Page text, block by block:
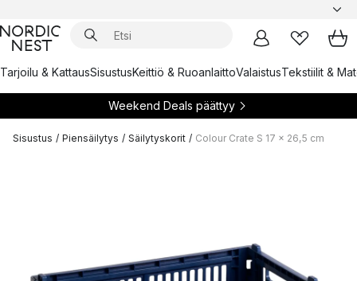
Tarjoilu & KattausSisustusKeittiö & RuoanlaittoValaistusTekstiilit &
Weekend Deals päättyy
Sisustus / Piensäilytys / Säilytyskorit / Colour Crate S 17 x 26,5 cm